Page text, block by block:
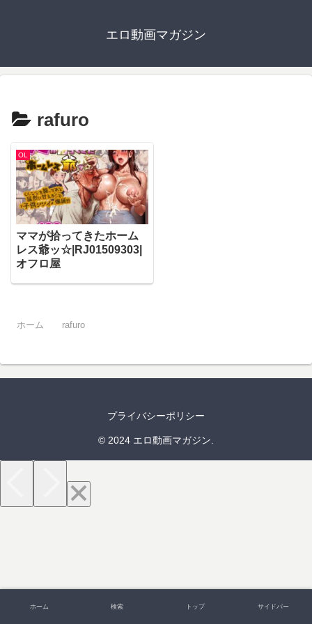
エロ動画マガジン
rafuro
OL
ママが拾ってきたホーム
レス爺ッ☆|RJ01509303|
オフロ屋
ホーム rafuro
プライバシーポリシー
© 2024 エロ動画マガジン.
ホーム 検索 トップ サイドバー